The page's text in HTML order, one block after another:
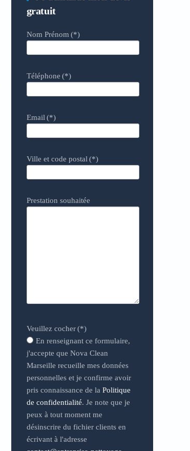
gratuit
Nom Prénom (*)
Téléphone (*)
Email (*)
Ville et code postal (*)
Prestation souhaitée
Veuillez cocher (*)
En renseignant ce formulaire,
j'accepte que Nova Clean
Marseille recueille mes données
personnelles et je confirme avoir
pris connaissance de la Politique
de confidentialité. Je note que je
peux à tout moment me
désinscrire du fichier clients en
écrivant à l'adresse